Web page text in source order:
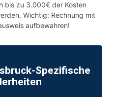
bis zu 3.000€ der Kosten
Wichtig: Rechnung mit
aufbewahren!
Spezifische